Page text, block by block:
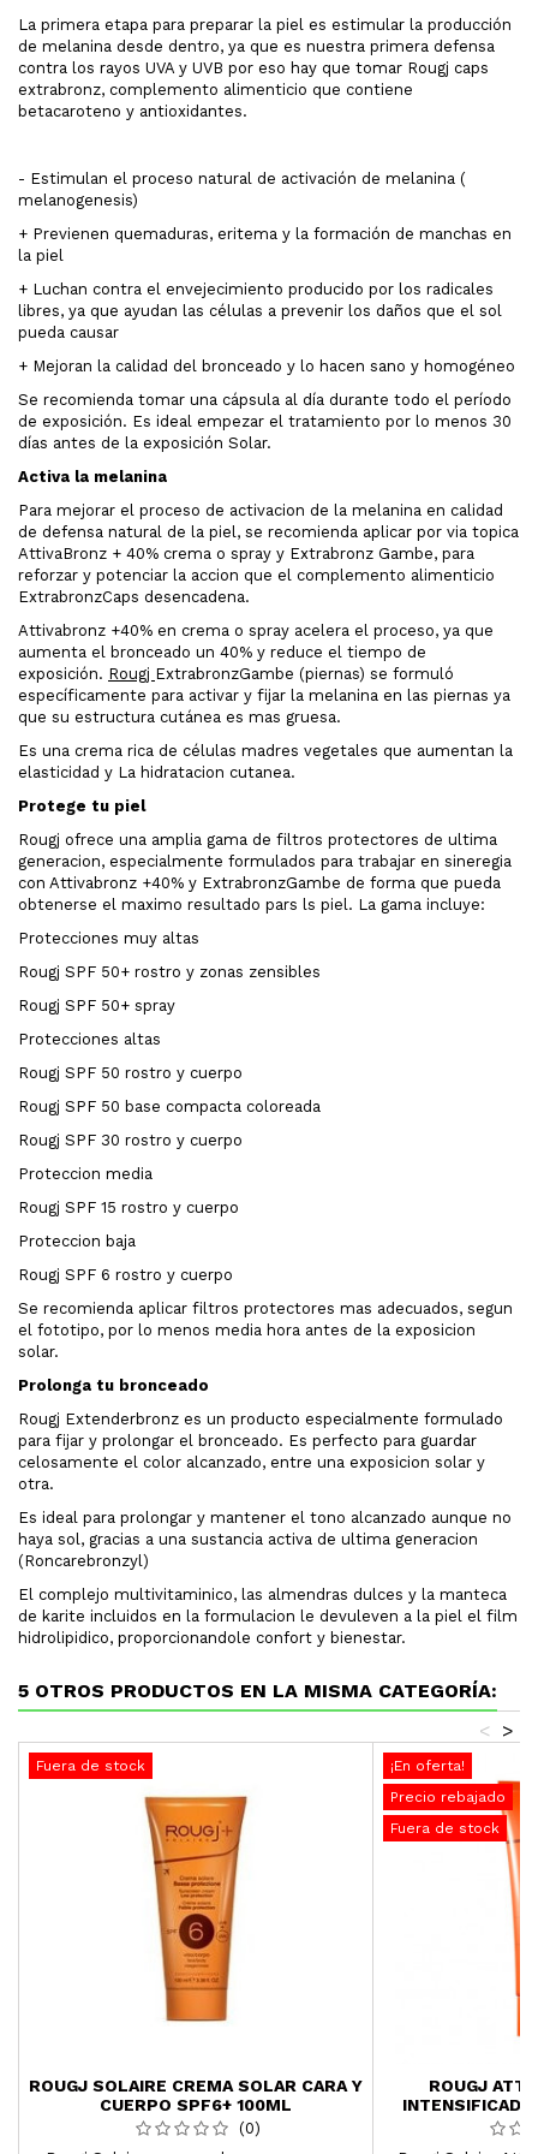
La primera etapa para preparar la piel es estimular la producción
de melanina desde dentro, ya que es nuestra primera defensa
contra los rayos UVA y UVB por eso hay que tomar Rougj caps
extrabronz, complemento alimenticio que contiene
betacaroteno y antioxidantes.
- Estimulan el proceso natural de activación de melanina (
melanogenesis)
+ Previenen quemaduras, eritema y la formación de manchas en
la piel
+ Luchan contra el envejecimiento producido por los radicales
libres, ya que ayudan las células a prevenir los daños que el sol
pueda causar
+ Mejoran la calidad del bronceado y lo hacen sano y homogéneo
Se recomienda tomar una cápsula al día durante todo el período
de exposición. Es ideal empezar el tratamiento por lo menos 30
días antes de la exposición Solar.
Activa la melanina
Para mejorar el proceso de activacion de la melanina en calidad
de defensa natural de la piel, se recomienda aplicar por via topica
AttivaBronz + 40% crema o spray y Extrabronz Gambe, para
reforzar y potenciar la accion que el complemento alimenticio
ExtrabronzCaps desencadena.
Attivabronz +40% en crema o spray acelera el proceso, ya que
aumenta el bronceado un 40% y reduce el tiempo de
exposición. Rougj ExtrabronzGambe (piernas) se formuló
específicamente para activar y fijar la melanina en las piernas ya
que su estructura cutánea es mas gruesa.
Es una crema rica de células madres vegetales que aumentan la
elasticidad y La hidratacion cutanea.
Protege tu piel
Rougj ofrece una amplia gama de filtros protectores de ultima
generacion, especialmente formulados para trabajar en sineregia
con Attivabronz +40% y ExtrabronzGambe de forma que pueda
obtenerse el maximo resultado pars ls piel. La gama incluye:
Protecciones muy altas
Rougj SPF 50+ rostro y zonas zensibles
Rougj SPF 50+ spray
Protecciones altas
Rougj SPF 50 rostro y cuerpo
Rougj SPF 50 base compacta coloreada
Rougj SPF 30 rostro y cuerpo
Proteccion media
Rougj SPF 15 rostro y cuerpo
Proteccion baja
Rougj SPF 6 rostro y cuerpo
Se recomienda aplicar filtros protectores mas adecuados, segun
el fototipo, por lo menos media hora antes de la exposicion
solar.
Prolonga tu bronceado
Rougj Extenderbronz es un producto especialmente formulado
para fijar y prolongar el bronceado. Es perfecto para guardar
celosamente el color alcanzado, entre una exposicion solar y
otra.
Es ideal para prolongar y mantener el tono alcanzado aunque no
haya sol, gracias a una sustancia activa de ultima generacion
(Roncarebronzyl)
El complejo multivitaminico, las almendras dulces y la manteca
de karite incluidos en la formulacion le devuleven a la piel el film
hidrolipidico, proporcionandole confort y bienestar.
5 OTROS PRODUCTOS EN LA MISMA CATEGORÍA:
>
<
Fuera de stock
ROUGJ SOLAIRE CREMA SOLAR CARA Y
CUERPO SPF6+ 100ML
(0)
¡En oferta!
Precio rebajado
Fuera de stock
ROUGJ